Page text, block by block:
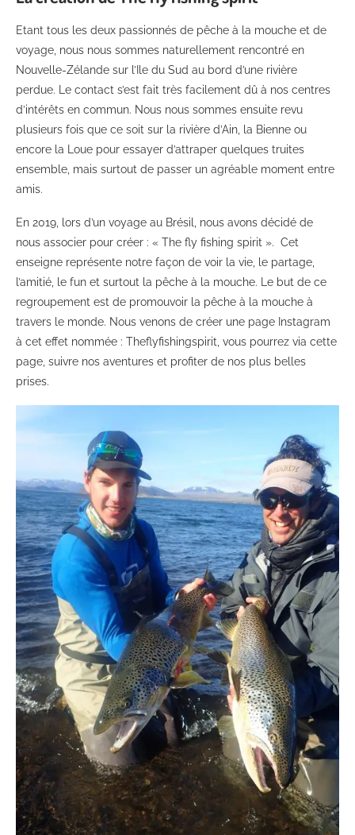
Etant tous les deux passionnés de pêche à la mouche et de
voyage, nous nous sommes naturellement rencontré en
Nouvelle-Zélande sur l’Ile du Sud au bord d’une rivière
perdue. Le contact s’est fait très facilement dû à nos centres
d’intérêts en commun. Nous nous sommes ensuite revu
plusieurs fois que ce soit sur la rivière d’Ain, la Bienne ou
encore la Loue pour essayer d’attraper quelques truites
ensemble, mais surtout de passer un agréable moment entre
amis.
En 2019, lors d’un voyage au Brésil, nous avons décidé de
nous associer pour créer : « The fly fishing spirit ». Cet
enseigne représente notre façon de voir la vie, le partage,
l’amitié, le fun et surtout la pêche à la mouche. Le but de ce
regroupement est de promouvoir la pêche à la mouche à
travers le monde. Nous venons de créer une page Instagram
à cet effet nommée : Theflyfishingspirit, vous pourrez via cette
page, suivre nos aventures et profiter de nos plus belles
prises.